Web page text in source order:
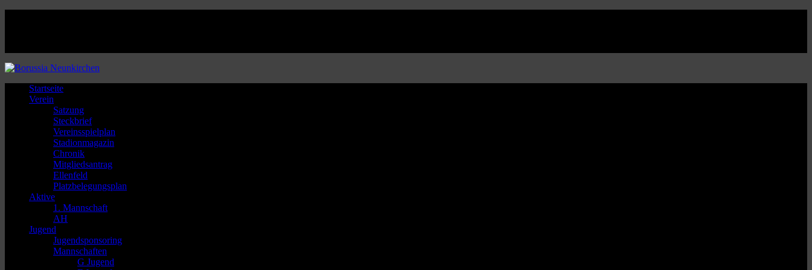
Startseite
Verein
Satzung
Steckbrief
Vereinsspielplan
Stadionmagazin
Chronik
Mitgliedsantrag
Ellenfeld
Platzbelegungsplan
Aktive
1. Mannschaft
AH
Jugend
Jugendsponsoring
Mannschaften
G Jugend